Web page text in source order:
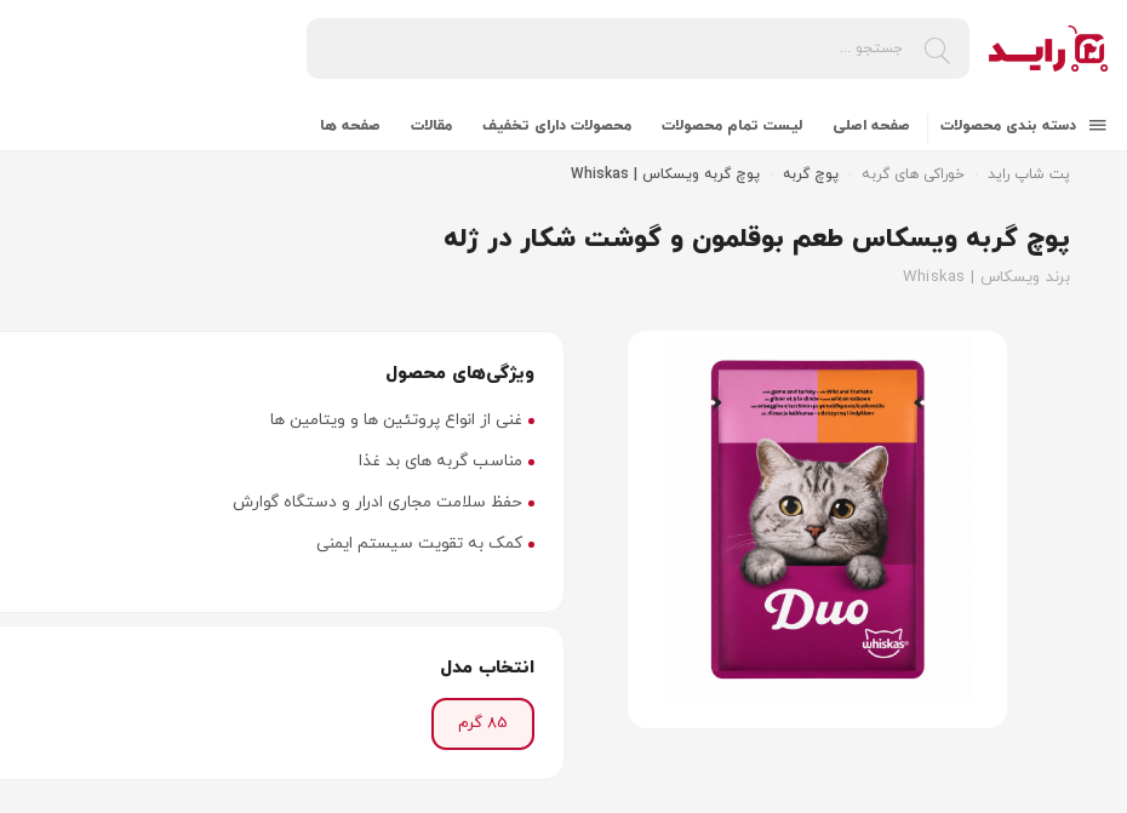
دسته بندی محصولات صفحه اصلی لیست تمام محصولات محصولات دارای تخفیف مقالات صفحه ها
پت شاپ راید خوراکی های گربه پوچ گربه پوچ گربه ویسکاس | Whiskas
پوچ گربه ویسکاس طعم بوقلمون و گوشت شکار در ژله
برند ویسکاس | Whiskas
ویژگی‌های محصول
غنی از انواع پروتئین ها و ویتامین ها
مناسب گربه های بد غذا
حفظ سلامت مجاری ادرار و دستگاه گوارش
کمک به تقویت سیستم ایمنی
انتخاب مدل
85 گرم